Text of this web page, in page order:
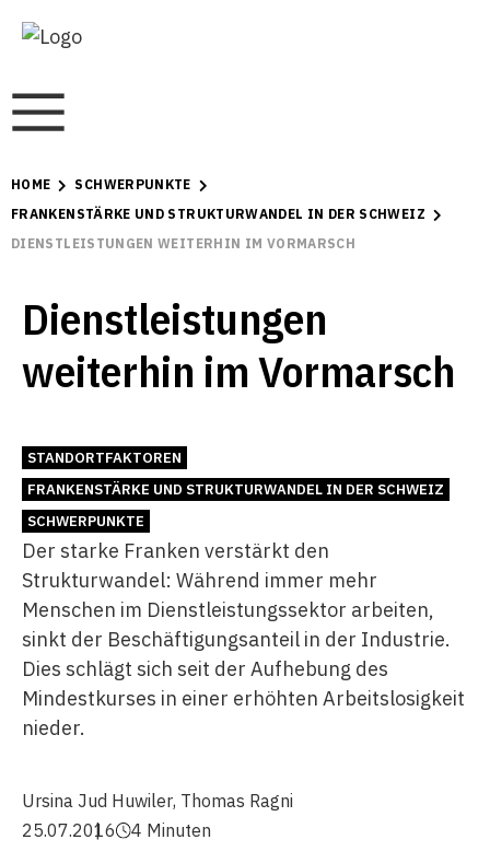
HOME
SCHWERPUNKTE
FRANKENSTÄRKE UND STRUKTURWANDEL IN DER SCHWEIZ
DIENSTLEISTUNGEN WEITERHIN IM VORMARSCH
Dienstleistungen
weiterhin im Vormarsch
STANDORTFAKTOREN
FRANKENSTÄRKE UND STRUKTURWANDEL IN DER SCHWEIZ
SCHWERPUNKTE
Der starke Franken verstärkt den
Strukturwandel: Während immer mehr
Menschen im Dienstleistungssektor arbeiten,
sinkt der Beschäftigungsanteil in der Industrie.
Dies schlägt sich seit der Aufhebung des
Mindestkurses in einer erhöhten Arbeitslosigkeit
nieder.
Ursina Jud Huwiler, Thomas Ragni
25.07.2016
4 Minuten